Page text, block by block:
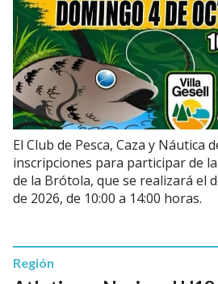
El Club de Pesca, Caza y Náutica
inscripciones para participar de la
de la Brótola, que se realizará el
de 2026, de 10:00 a 14:00 horas.
Región